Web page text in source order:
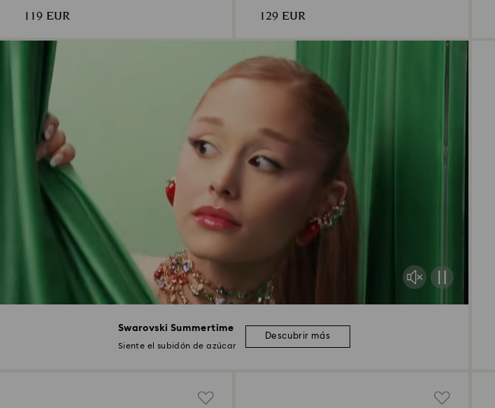
Swarovski Summertime
Siente el subidón de azúcar
Descubrir más
119 EUR 129 EUR